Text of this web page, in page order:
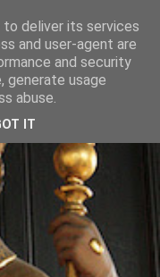
deliver its services
and user-agent are
and security
generate usage
abuse.
IT